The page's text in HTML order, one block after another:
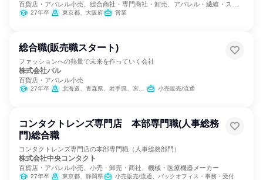
百貨店・アパレル小売、総合商社・専門商社・卸売、アパレル・繊維・スポ
ーツメーカー
27年卒 東京都、大阪府 営業
総合職(販売職スタート)
ファッションへの熱量で未来を作っていく会社
株式会社パル
百貨店・アパレル小売
27年卒 北海道、青森県、岩手県、宮城県、秋田県、山形県、福島県、茨城県、栃木県、群馬県、埼玉県、千葉県、東京都、神奈川県、新潟県、富山県、石川県、福井県、山梨県、長野県、岐阜県、静岡県、愛知県、三重県、滋賀県、京都府、大阪府、兵庫県、奈良県、和歌山県、鳥取県、島根県、岡山県、広島県、山口県、徳島県、香川県、愛媛県、高知県、福岡県、佐賀県、長崎県、熊本県、大分県、宮崎県、鹿児島県、沖縄県 小売販売/流通
コンタクトレンズ専門店 本部専門職(人事総務
門)総合職
コンタクトレンズ専門店の本部専門職（人事総務部門）
株式会社中央コンタクト
百貨店・アパレル小売、小売・卸売・商社、機械・医療機器メーカー
27年卒 東京都、静岡県 小売販売/流通、バックオフィス・事務・受付